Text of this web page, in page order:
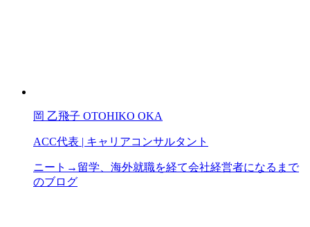
岡 乙飛子 OTOHIKO OKA
ACC代表 | キャリアコンサルタント
ニート→留学、海外就職を経て会社経営者になるまで
のブログ